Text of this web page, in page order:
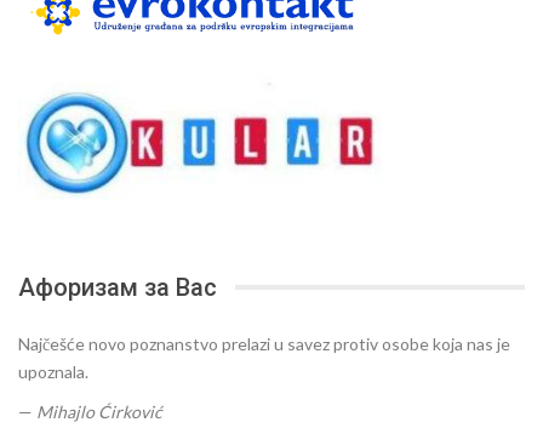
Афоризам за Вас
Najčešće novo poznanstvo prelazi u savez protiv osobe koja nas je
upoznala.
— Mihajlo Ćirković